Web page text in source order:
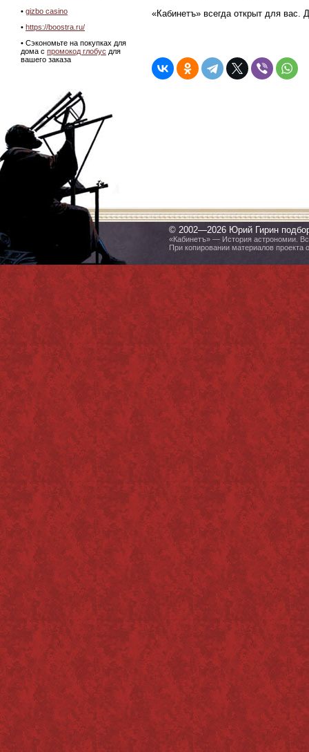
• gizbo casino
• https://boostra.ru/
• Сэкономьте на покупках для
дома с промокод глобус для
вашего заказа
«Кабинетъ» всегда открыт для вас.
© 2002—2026 Юрий Гирин
«Кабинетъ» — История астрономии.
При копировании материалов проекта